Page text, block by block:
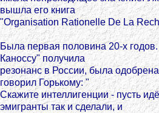
вышла его книга
"Organisation Rationelle De La
Была первая половина 20-х
Каноссу" получила
резонанс в России, была
говорил Горькому: "
Скажите интеллигенции - пусть
эмигранты так и сделали, и